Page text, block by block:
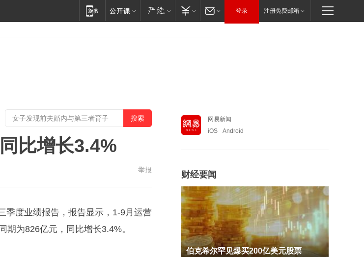
登录 注册免费邮箱
比增长3.4%
举报
季度业绩报告，报告显示，1-9月运营
为826亿元，同比增长3.4%。
网易新闻
iOS
Android
财经要闻
伯克希尔罕见爆买200亿美元股票